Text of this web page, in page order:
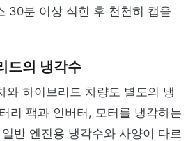
30분 이상 식힌 후 천천히 캡을
드의 냉각수
와 하이브리드 차량도 별도의 냉
리 팩과 인버터, 모터를 냉각하는
반 엔진용 냉각수와 사양이 다르